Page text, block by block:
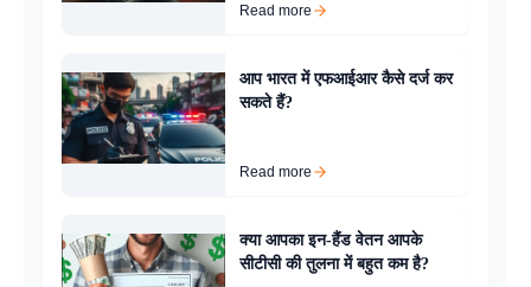
Read more
आप भारत में एफआईआर कैसे दर्ज कर
सकते हैं?
Read more
क्या आपका इन-हैंड वेतन आपके
सीटीसी की तुलना में बहुत कम है?